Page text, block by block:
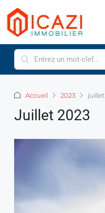
Accueil 2023 juillet
Juillet 2023